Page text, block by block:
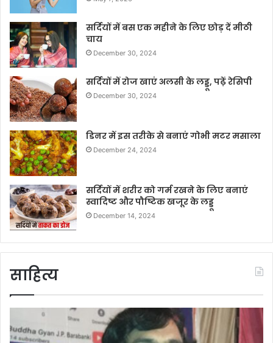
सर्दियों में बस एक महीने के लिए छोड़ दें मीठी
चाय
December 30, 2024
सर्दियों में रोज खाएं अलसी के लड्डू, पढ़ें रेसिपी
December 30, 2024
डिनर में इस तरीके से बनाएं गोभी मटर मसाला
December 24, 2024
सर्दियों में शरीर को गर्म रखने के लिए बनाएं
स्वादिष्ट और पौष्टिक खजूर के लड्डू
December 14, 2024
साहित्य